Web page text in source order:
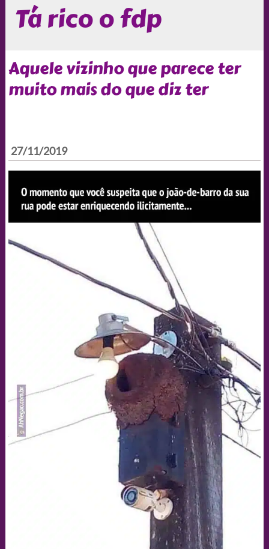
Tá rico o fdp
Aquele vizinho que parece ter
muito mais do que diz ter
27/11/2019